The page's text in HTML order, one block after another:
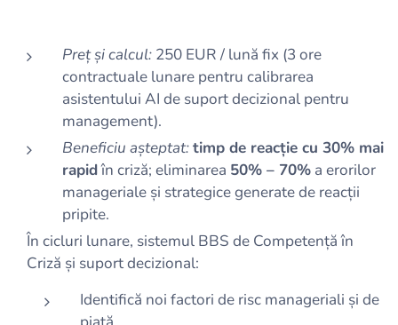
Preț și calcul: 250 EUR / lună fix (3 ore
contractuale lunare pentru calibrarea
asistentului AI de suport decizional pentru
management).
Beneficiu așteptat:timp de reacție cu 30% mai
rapidîn criză; eliminarea 50% – 70% a erorilor
manageriale și strategice generate de reacții
pripite.
În cicluri lunare, sistemul BBS de Competență în
Criză și suport decizional:
Identifică noi factori de risc manageriali și de